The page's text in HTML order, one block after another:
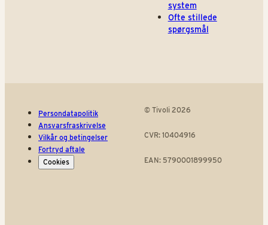
system
Ofte stillede
spørgsmål
Persondatapolitik
Ansvarsfraskrivelse
Vilkår og betingelser
Fortryd aftale
Cookies
© Tivoli 2026
CVR: 10404916
EAN: 5790001899950